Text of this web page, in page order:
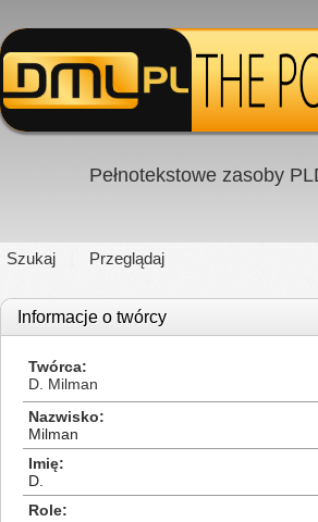
Pełnotekstowe zasoby
Szukaj Przeglądaj
Informacje o twórcy
Twórca
D. Milman
Nazwisko
Milman
Imię
D.
Role